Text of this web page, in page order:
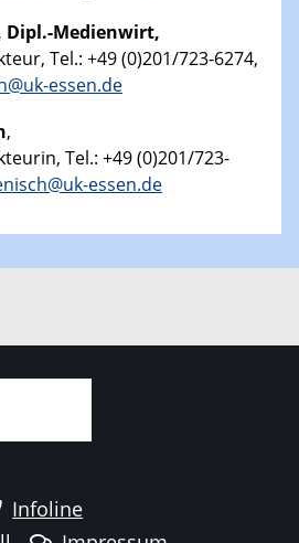
Dipl.-Medienwirt,
Tel.: +49 (0)201/723-6274,
essen.de
,
Tel.: +49 (0)201/723-
essen.de
Infoline